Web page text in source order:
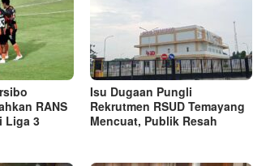
RANS
Liga 3
Isu Dugaan Pungli
Rekrutmen RSUD Temayang
Mencuat, Publik Resah